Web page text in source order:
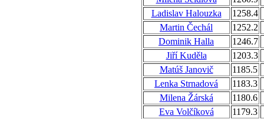
Ladislav Halouzka
1258.4
Martin Čechál
1252.2
Dominik Halla
1246.7
Jiří Kuděla
1203.3
Matúš Janovič
1185.5
Lenka Strnadová
1183.3
Milena Žárská
1180.6
Eva Volčíková
1179.3